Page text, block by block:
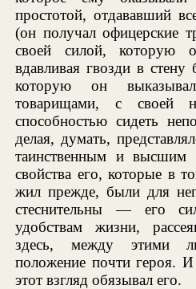
простотой, отдававший
(он получал офицерские
своей силой, которую
вдавливая гвозди в стену
которую он
товарищами, с своей
способностью сидеть
делая, думать,
таинственным и высшим
свойства его, которые в
жил прежде, были для
стеснительны — его
удобствам жизни,
здесь, между этими
положение почти героя.
этот взгляд обязывал его.